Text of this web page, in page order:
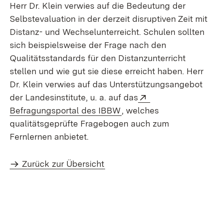
Herr Dr. Klein verwies auf die Bedeutung der
Selbstevaluation in der derzeit disruptiven Zeit mit
Distanz- und Wechselunterreicht. Schulen sollten
sich beispielsweise der Frage nach den
Qualitätsstandards für den Distanzunterricht
stellen und wie gut sie diese erreicht haben. Herr
Dr. Klein verwies auf das Unterstützungsangebot
der Landesinstitute, u. a. auf das
Befragungsportal des IBBW (Öffnet in neuem
, welches
qualitätsgeprüfte Fragebogen auch zum
Fernlernen anbietet.
Zurück zur Übersicht